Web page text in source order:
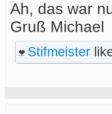
Ah, das war
Gruß Michael
Stifmeister